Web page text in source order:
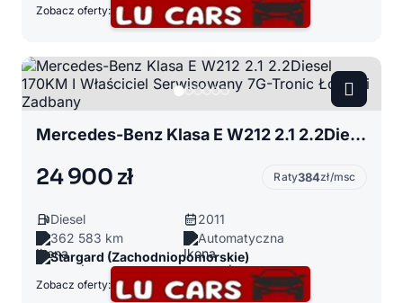
Zobacz oferty:
Mercedes-Benz Klasa E W212 2.1 2.2Diesel 170KM I Właściciel Serwisowany 7G-Tronic Łopatki Zadbany
24 900 zł Raty384zł/msc
Diesel
2011
362 583 km
Automatyczna
Stargard (Zachodniopomorskie)
Zobacz oferty: